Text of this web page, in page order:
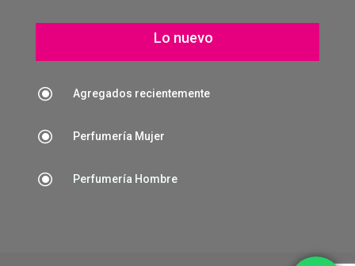
Lo nuevo
\ Agregados recientemente
\ Perfumería Mujer
\ Perfumería Hombre